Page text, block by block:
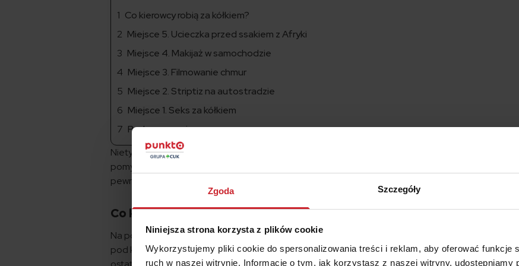
Zgoda Szczegóły
Niniejsza strona korzysta z plików cookie
Wykorzystujemy pliki cookie do spersonalizowania treści i reklam, aby oferować funkcje
ruch w naszej witrynie. Informacje o tym, jak korzystasz z naszej witryny, udostępniamy
Co kierowcy robią za kółkiem?
Miejsce 5. Ucieczka przed ssakiem z Afryki
Miejsce 4. Makijaż w samochodzie
Miejsce 3. Filmowanie chmur
Miejsce 2. Striptiz na autostradzie
Miejsce 1. Seks za kółkiem
Podsumowanie
Nietypowe zachowania za kierownicą zdarzają się częściej niż przypuszczamy. O niektórych być
pomyśleliśmy kiedyś sami. Jeśli jednak oparliśmy się pokusie, to trzeba nam wiedzieć, że ktoś na
pewno myśli zamienił w czyny. A zatem, co robimy podczas jazdy oprócz prowadzenia
Co kierowcy robią za kółkiem?
Na początek przyziemnie, tak po ludzku. Pisanie SMS-ów, malowanie się czy golenie – to chleb
pod kątem zachowań kierowców. Nie będziemy więc strzelać i typować w ciemno, a podeprzemy